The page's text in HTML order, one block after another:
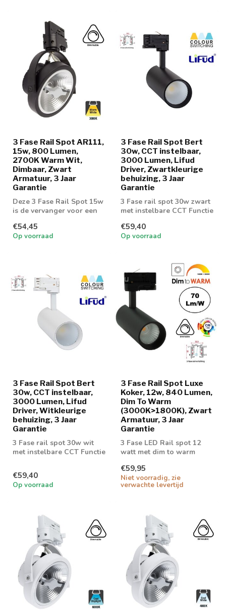
3 Fase Rail Spot AR111,
15w, 800 Lumen,
2700K Warm Wit,
Dimbaar, Zwart
Armatuur, 3 Jaar
Garantie
Deze 3 Fase Rail Spot 15w
is de vervanger voor een
€54,45
Op voorraad
3 Fase Rail Spot Bert
30w, CCT instelbaar,
3000 Lumen, Lifud
Driver, Zwartkleurige
behuizing, 3 Jaar
Garantie
3 Fase rail spot 30w zwart
met instelbare CCT Functie
€59,40
Op voorraad
3 Fase Rail Spot Bert
30w, CCT instelbaar,
3000 Lumen, Lifud
Driver, Witkleurige
behuizing, 3 Jaar
Garantie
3 Fase rail spot 30w wit
met instelbare CCT Functie
€59,40
Op voorraad
3 Fase Rail Spot Luxe
Koker, 12w, 840 Lumen,
Dim To Warm
(3000K>1800K), Zwart
Armatuur, 3 Jaar
Garantie
3 Fase LED Rail spot 12
watt met dim to warm
€59,95
Niet voorradig, zie
verwachte levertijd